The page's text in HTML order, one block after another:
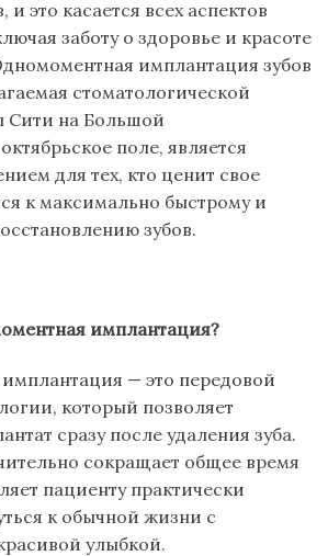
и это касается всех аспектов
заботу о здоровье и красоте
имплантация зубов
стоматологической
Сити на Большой
поле, является
для тех, кто ценит свое
к максимально быстрому и
зубов.
имплантация?
— это передовой
который позволяет
сразу после удаления зуба.
сокращает общее время
пациенту практически
к обычной жизни с
улыбкой.